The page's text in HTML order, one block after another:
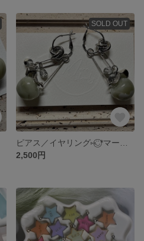
SOLD OUT
2,500円